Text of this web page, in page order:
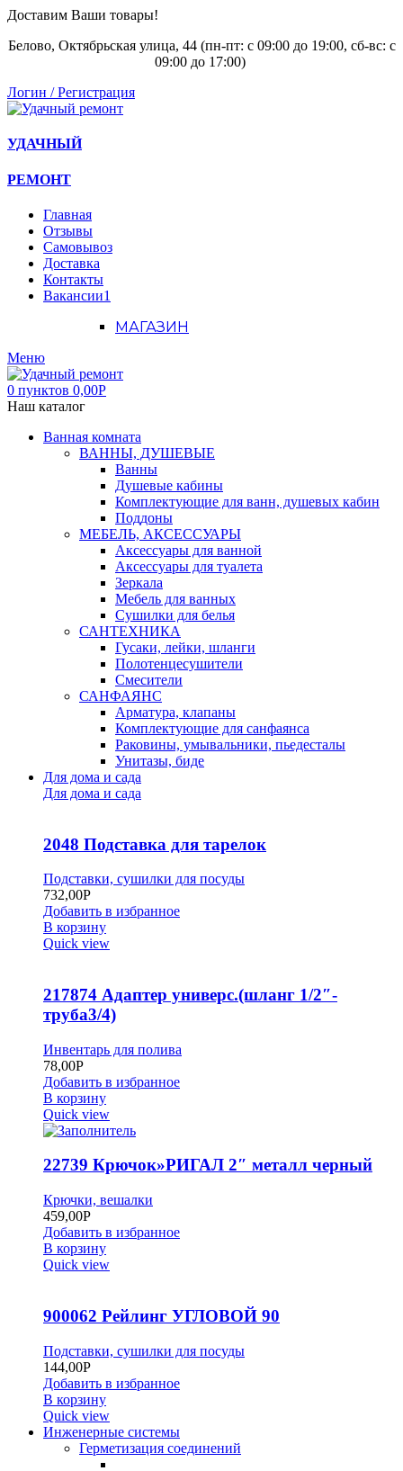
Доставим Ваши товары!
Белово, Октябрьская улица, 44 (пн-пт: с 09:00 до 19:00, сб-вс: с
09:00 до 17:00)
Логин / Регистрация
УДАЧНЫЙ
РЕМОНТ
Главная
Отзывы
Самовывоз
Доставка
Контакты
Вакансии1
МАГАЗИН
Меню
0 пунктов 0,00Р
Наш каталог
Ванная комната
ВАННЫ, ДУШЕВЫЕ
Ванны
Душевые кабины
Комплектующие для ванн, душевых кабин
Поддоны
МЕБЕЛЬ, АКСЕССУАРЫ
Аксессуары для ванной
Аксессуары для туалета
Зеркала
Мебель для ванных
Сушилки для белья
САНТЕХНИКА
Гусаки, лейки, шланги
Полотенцесушители
Смесители
САНФАЯНС
Арматура, клапаны
Комплектующие для санфаянса
Раковины, умывальники, пьедесталы
Унитазы, биде
Для дома и сада
Для дома и сада
2048 Подставка для тарелок
Подставки, сушилки для посуды
732,00Р
Добавить в избранное
В корзину
Quick view
217874 Адаптер универс.(шланг 1/2″-
труба3/4)
Инвентарь для полива
78,00Р
Добавить в избранное
В корзину
Quick view
22739 Крючок»РИГАЛ 2″ металл черный
Крючки, вешалки
459,00Р
Добавить в избранное
В корзину
Quick view
900062 Рейлинг УГЛОВОЙ 90
Подставки, сушилки для посуды
144,00Р
Добавить в избранное
В корзину
Quick view
Инженерные системы
Герметизация соединений